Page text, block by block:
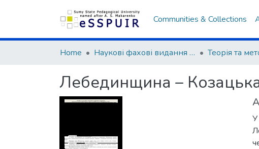
Communities & Collections
Home Наукові фахові видання СумДПУ
Лебединщина –
У